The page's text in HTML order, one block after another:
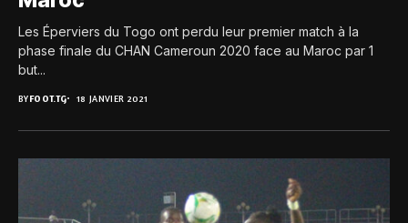
Les Éperviers du Togo ont perdu leur premier match à la
phase finale du CHAN Cameroun 2020 face au Maroc par 1
but...
BYFOOT.TG 18 JANVIER 2021